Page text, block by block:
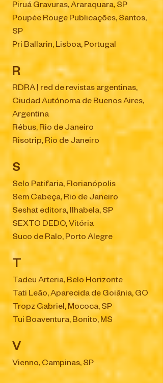
Piruá Gravuras, Araraquara, SP
Poupée Rouge Publicações, Santos,
SP
Pri Ballarin, Lisboa, Portugal
R
RDRA | red de revistas argentinas,
Ciudad Autónoma de Buenos Aires,
Argentina
Rébus, Rio de Janeiro
Risotrip, Rio de Janeiro
S
Selo Patifaria, Florianópolis
Sem Cabeça, Rio de Janeiro
Seshat editora, Ilhabela, SP
SEXTO DEDO, Vitória
Suco de Ralo, Porto Alegre
T
Tadeu Arteria, Belo Horizonte
Tati Leão, Aparecida de Goiânia, GO
Tropz Gabriel, Mococa, SP
Tui Boaventura, Bonito, MS
V
Vienno, Campinas, SP